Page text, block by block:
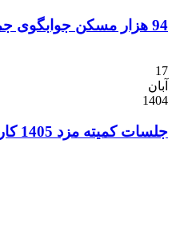
مزد 1405 کارگران هنوز شروع نشده